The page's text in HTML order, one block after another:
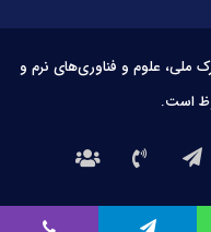
ملی، علوم و فناوری‌های نرم و
است.
تلگرامتماس
با
درباره
ما